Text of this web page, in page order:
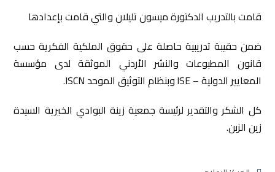
قامت بالتدريب الدكتورة ميسون تليلان والتي قامت بإعدادها
ضمن حقيبة تدريبية حاصلة على حقوق الملكية الفكرية حسب
قانون المطبوعات والنشر الأردني الموثقة لدى مؤسسة
المعايير الدولية – lSE وبنظام التوثيق الموحد ISCN.
كل الشكر والتقدير لرئيسة جمعية زينة البوادي الخيرية السيدة
زين الزبن.